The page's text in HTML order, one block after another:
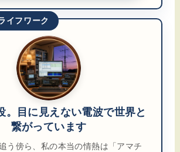
イフワーク
。目に見えない電波で世界と
繋がっています
う傍ら、私の本当の情熱は「アマチ